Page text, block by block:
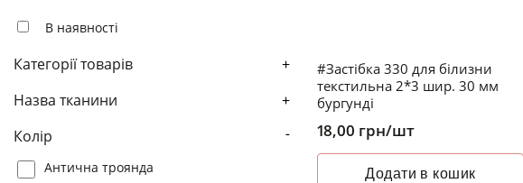
В наявності
Категорії товарів
+
Назва тканини
+
Колір
-
Антична троянда
#Застібка 330 для білизни
текстильна 2*3 шир. 30 мм
бургунді
18,00 грн/шт
Додати в кошик